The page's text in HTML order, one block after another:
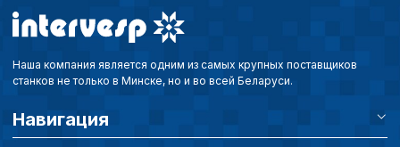
Наша компания является одним из самых крупных поставщиков
станков не только в Минске, но и во всей Беларуси.
Навигация